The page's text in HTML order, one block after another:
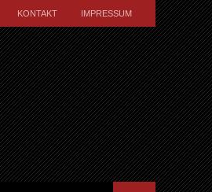
KONTAKT IMPRESSUM